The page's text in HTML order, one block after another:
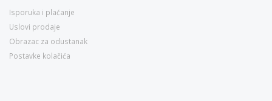
Isporuka i plaćanje
Uslovi prodaje
Obrazac za odustanak
Postavke kolačića